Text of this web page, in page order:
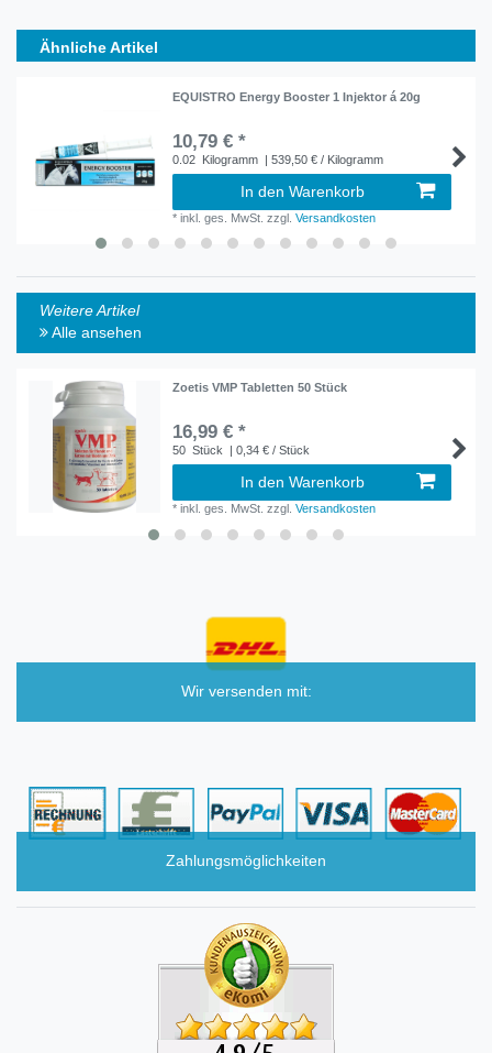
Ähnliche Artikel
EQUISTRO Energy Booster 1 Injektor á 20g
10,79 € *
0.02 Kilogramm | 539,50 € / Kilogramm
In den Warenkorb
*inkl. ges. MwSt. zzgl.Versandkosten
Weitere Artikel
Alle ansehen
Zoetis VMP Tabletten 50 Stück
16,99 € *
50 Stück | 0,34 € / Stück
In den Warenkorb
*inkl. ges. MwSt. zzgl.Versandkosten
Wir versenden mit:
Zahlungsmöglichkeiten